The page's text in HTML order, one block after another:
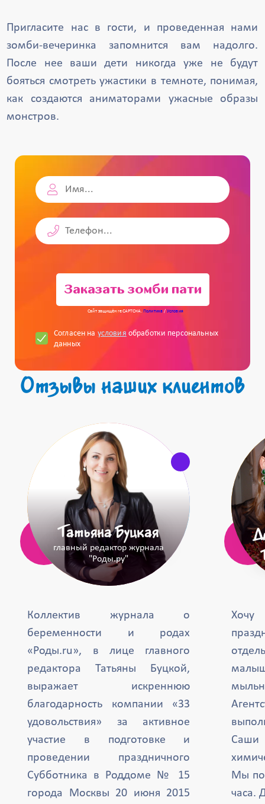
Пригласите нас в гости, и проведенная нами
зомби-вечеринка запомнится вам надолго.
После нее ваши дети никогда уже не будут
бояться смотреть ужастики в темноте, понимая,
как создаются аниматорами ужасные образы
монстров.
Заказать зомби пати
Сайт защищён reCAPTCHA. Политика/Условия
Согласен на условия обработки персональных
данных
Отзывы наших клиентов
Татьяна Буцкая
главный редактор журнала
"Роды.ру"
Коллектив журнала о
беременности и родах
«Роды.ru», в лице главного
редактора Татьяны Буцкой,
выражает искреннюю
благодарность компании «33
удовольствия» за активное
участие в подготовке и
проведении праздничного
Субботника в Роддоме № 15
города Москвы 20 июня 2015
Саши
Мы
часа.